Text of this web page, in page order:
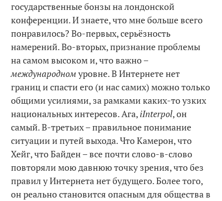
государственные бонзы на лондонской
конференции. И знаете, что мне больше всего
понравилось? Во-первых, серьёзность
намерений. Во-вторых, признание проблемы
на самом высоком и, что важно –
международном уровне. В Интернете нет
границ и спасти его (и нас самих) можно только
общими усилиями, за рамками каких-то узких
национальных интересов. Ага, iInterpol, он
самый. В-третьих – правильное понимание
ситуации и путей выхода. Что Камерон, что
Хейг, что Байден – все почти слово-в-слово
повторяли мою давнюю точку зрения, что без
правил у Интернета нет будущего. Более того,
он реально становится опасным для общества в